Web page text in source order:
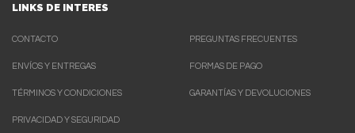
LINKS DE INTERES
CONTACTO
ENVÍOS Y ENTREGAS
TÉRMINOS Y CONDICIONES
PRIVACIDAD Y SEGURIDAD
PREGUNTAS FRECUENTES
FORMAS DE PAGO
GARANTÍAS Y DEVOLUCIONES